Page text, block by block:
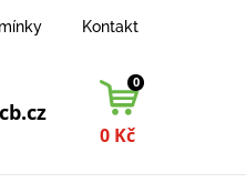
Kontakt
0
0 Kč